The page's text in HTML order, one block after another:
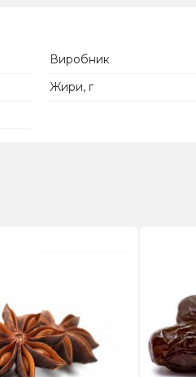
Виробник
Жири, г